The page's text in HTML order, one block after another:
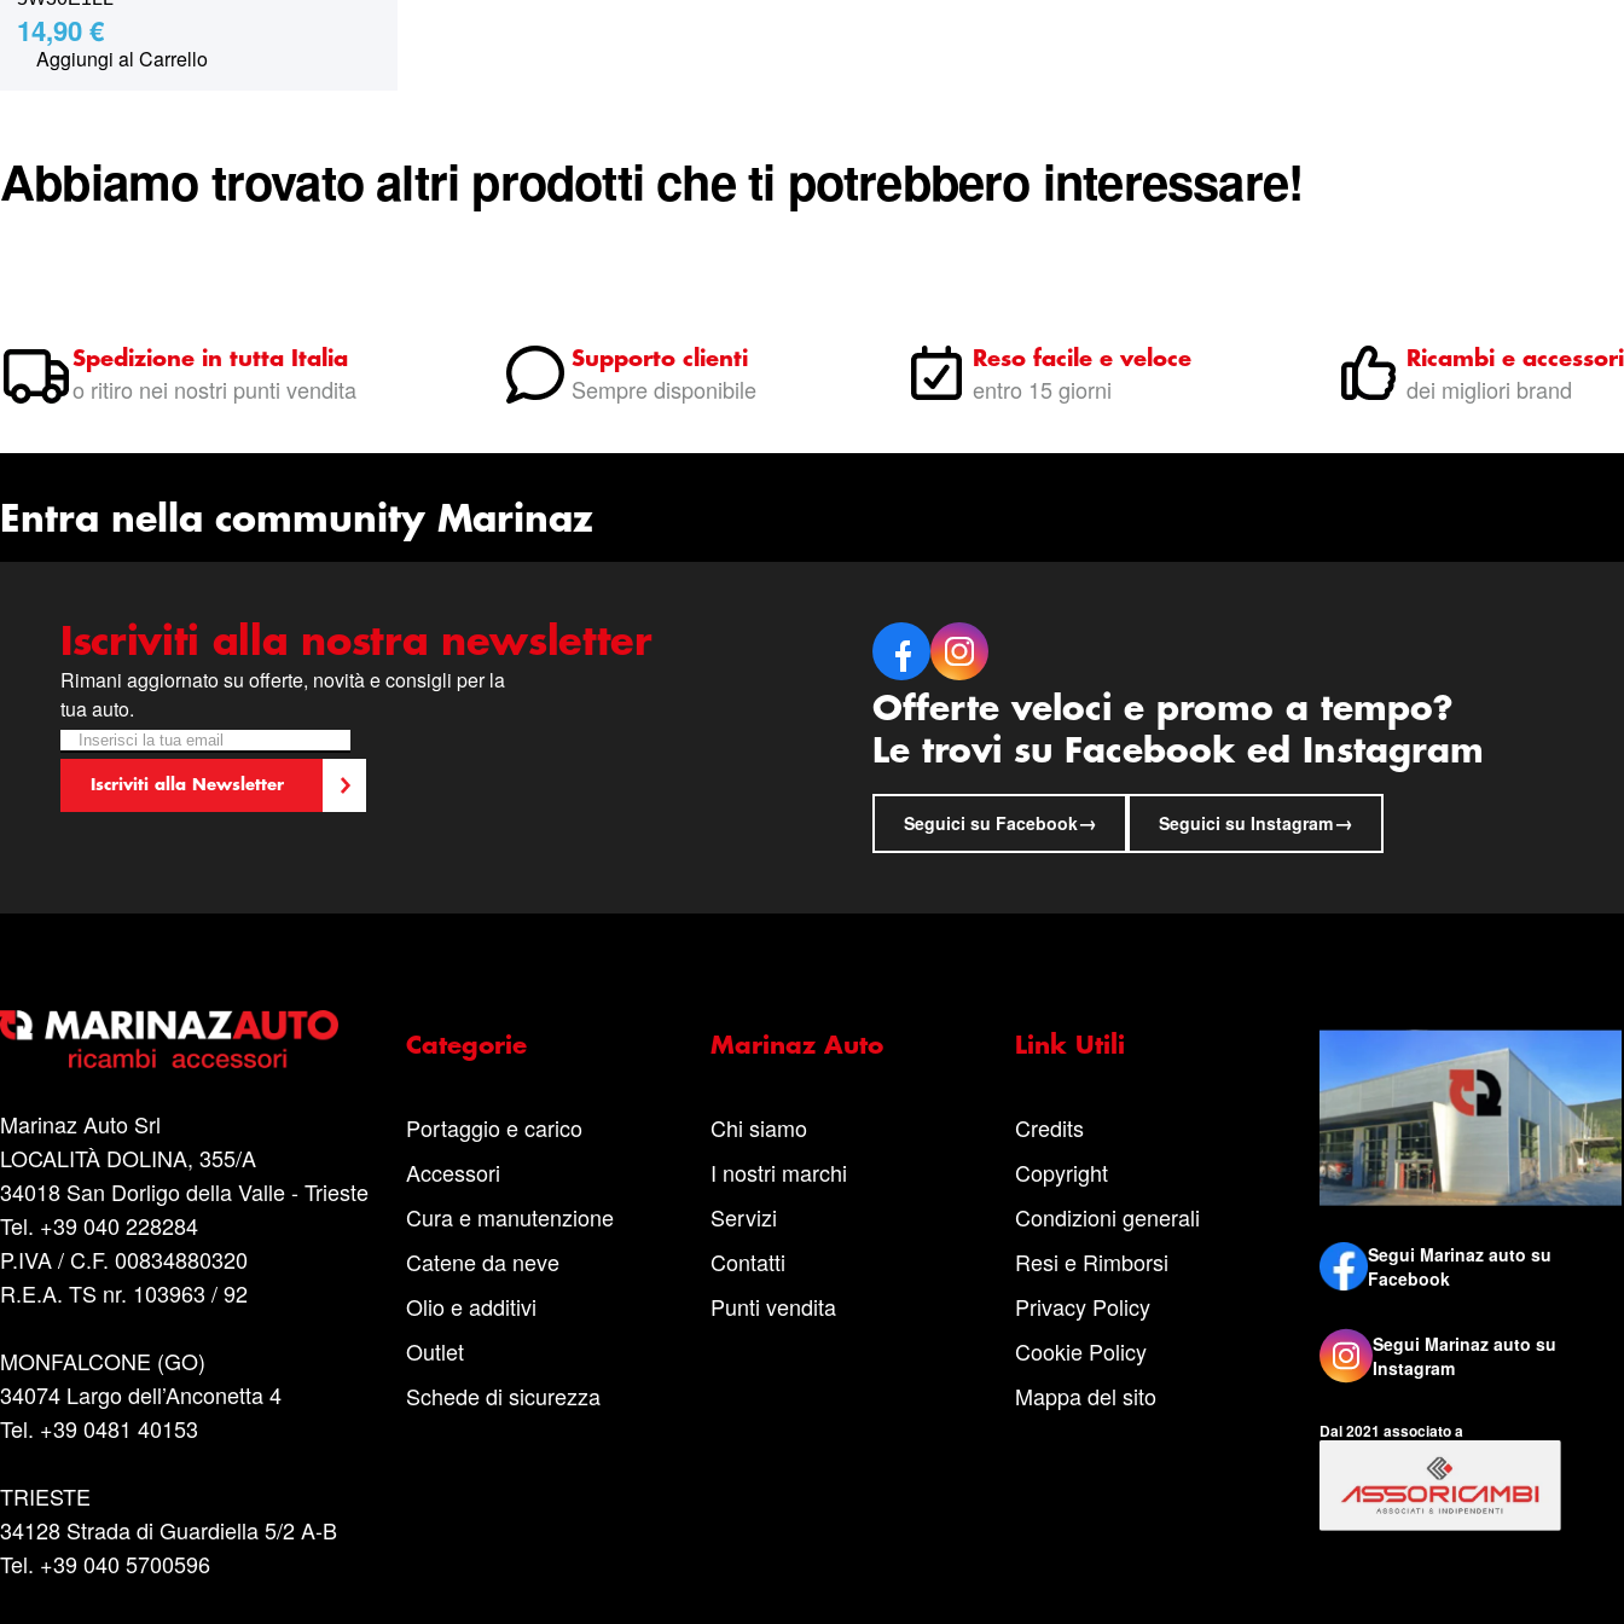
14,90 €
Aggiungi al Carrello
Abbiamo trovato altri prodotti che ti potrebbero interessare!
Spedizione in tutta Italia
o ritiro nei nostri punti vendita
Supporto clienti
Sempre disponibile
Reso facile e veloce
entro 15 giorni
Ricambi e accessori
dei migliori brand
Entra nella community Marinaz
Iscriviti alla nostra newsletter
Rimani aggiornato su offerte, novità e consigli per la
tua auto.
Newsletter
Iscriviti alla nostra Newsletter:
Iscriviti alla Newsletter
Offerte veloci e promo a tempo?
Le trovi su Facebook ed Instagram
Seguici su Facebook→ Seguici su Instagram→
Marinaz Auto Srl
LOCALITÀ DOLINA, 355/A
34018 San Dorligo della Valle - Trieste
Tel. +39 040 228284
P.IVA / C.F. 00834880320
R.E.A. TS nr. 103963 / 92
MONFALCONE (GO)
34074 Largo dell’Anconetta 4
Tel. +39 0481 40153
TRIESTE
34128 Strada di Guardiella 5/2 A-B
Tel. +39 040 5700596
Categorie
Portaggio e carico
Accessori
Cura e manutenzione
Catene da neve
Olio e additivi
Outlet
Schede di sicurezza
Marinaz Auto
Chi siamo
I nostri marchi
Servizi
Contatti
Punti vendita
Link Utili
Credits
Copyright
Condizioni generali
Resi e Rimborsi
Privacy Policy
Cookie Policy
Mappa del sito
Segui Marinaz auto su
Facebook
Segui Marinaz auto su
Instagram
Dal 2021 associato a